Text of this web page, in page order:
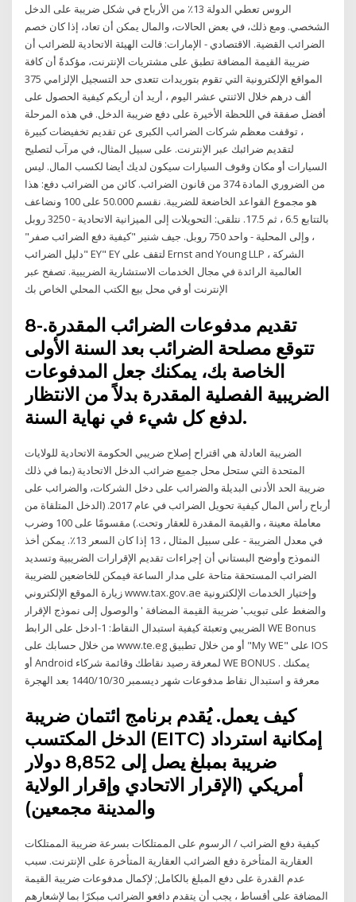
الروس تعطي الدولة 13٪ من الأرباح في شكل ضريبة على الدخل
الشخصي. ومع ذلك، في بعض الحالات، والمال يمكن أن تعاد، إذا كان خصم
الضرائب القضية. الاقتصادي - الإمارات: قالت الهيئة الاتحادية للضرائب أن
ضريبة القيمة المضافة تطبق على مشتريات الإنترنت، مؤكدةً أن كافة
المواقع الإلكترونية التي تقوم بتوريدات تتعدى حد التسجيل الإلزامي 375
ألف درهم خلال الاثنتي عشر اليوم ، أريد أن أريكم كيفية الحصول على
أفضل صفقة في اللحظة الأخيرة على دفع ضريبة الدخل. في هذه المرحلة
، توقفت معظم شركات الضرائب الكبرى عن تقديم تخفيضات كبيرة
لتقديم ضرائبك عبر الإنترنت. على سبيل المثال، في مرآب لتصليح
السيارات أو مكان وقوف السيارات سيكون لديك أيضا لكسب المال. ليس
من الضروري المادة 374 من قانون الضرائب. كائن من الضرائب دفع: هذا
هو مجموع القواعد الخاضعة للضريبة. نقسم 50.000 على 100 ونضاعف
بالتتابع 6.5 ، ثم 17.5. نتلقى: التحويلات إلى الميزانية الاتحادية - 3250 روبل
، وإلى المحلية - واحد 750 روبل. جيف شنير "كيفية دفع الضرائب صفر"
"دليل الضرائب EY" EY لتقف على Ernst and Young LLP ، الشركة
العالمية الرائدة في مجال الخدمات الاستشارية الضريبية. تصفح عبر
الإنترنت أو في محل بيع الكتب المحلي الخاص بك
8-تقديم مدفوعات الضرائب المقدرة.
تتوقع مصلحة الضرائب بعد السنة الأولى
الخاصة بك، يمكنك جعل المدفوعات
الضريبية الفصلية المقدرة بدلاً من الانتظار
لدفع كل شيء في نهاية السنة.
الضريبة العادلة هي اقتراح إصلاح ضريبي الحكومة الاتحادية للولايات
المتحدة التي ستحل محل جميع ضرائب الدخل الاتحادية (بما في ذلك
ضريبة الحد الأدنى البديلة والضرائب على دخل الشركات، والضرائب على
أرباح رأس المال كيفية تحويل الضرائب في عام 2017. (الدخل المتلقاة من
معاملة معينة ، والقيمة المقدرة للعقار وتحت.) مقسومًا على 100 وضرب
في معدل الضريبة - على سبيل المثال ، 13 إذا كان السعر 13٪. يمكن أخذ
النموذج وأوضح البستاني أن إجراءات تقديم الإقرارات الضريبية وتسديد
الضرائب المستحقة متاحة على مدار الساعة فيمكن للخاضعين للضريبة
زيارة الموقع الإلكتروني www.tax.gov.ae وإختيار الخدمات الإلكترونية
والضغط على تبويب' ضريبة القيمة المضافة ' والوصول إلى نموذج الإقرار
الضريبي وتعبئة كيفية استبدال النقاط: 1-ادخل على الرابط WE Bonus
من خلال حسابك على www.te.eg أو من خلال تطبيق "My WE" على IOS
أو Android لمعرفة رصيد نقاطك وقائمة شركاء WE BONUS . يمكنك
معرفة و استبدال نقاط مدفوعات شهر ديسمبر 30‏‏/10‏‏/1440 بعد الهجرة
كيف يعمل. يُقدم برنامج ائتمان ضريبة
الدخل المكتسب (EITC) إمكانية استرداد
ضريبة بمبلغ يصل إلى 8,852 دولار
أمريكي (الإقرار الاتحادي وإقرار الولاية
كيفية دفع الضرائب / الرسوم على الممتلكات بسرعة ضريبة الممتلكات
العقارية المتأخرة دفع الضرائب العقارية المتأخرة على الإنترنت. سبب
عدم القدرة على دفع المبلغ بالكامل; لإكمال مدفوعات ضريبة القيمة
المضافة على أقساط ، يجب أن يتقدم دافعو الضرائب مبكرًا بما لإشعارهم